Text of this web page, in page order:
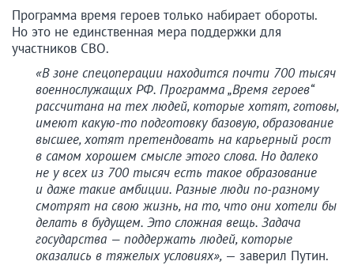
Программа время героев только набирает обороты.
Но это не единственная мера поддержки для
участников СВО.
«В зоне спецоперации находится почти 700 тысяч
военнослужащих РФ. Программа „Время героев“
рассчитана на тех людей, которые хотят, готовы,
имеют какую-то подготовку базовую, образование
высшее, хотят претендовать на карьерный рост
в самом хорошем смысле этого слова. Но далеко
не у всех из 700 тысяч есть такое образование
и даже такие амбиции. Разные люди по-разному
смотрят на свою жизнь, на то, что они хотели бы
делать в будущем. Это сложная вещь. Задача
государства — поддержать людей, которые
оказались в тяжелых условиях», — заверил Путин.